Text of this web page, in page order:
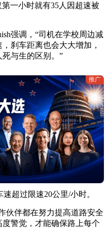
一小时就有35人因超速被
强调，“司机在学校周边减
刹车距离也会大大增加，
与生的区别。”
推广
超过限速20公里/小时。
伙伴都在努力提高道路安全
警觉，才能确保路上每个